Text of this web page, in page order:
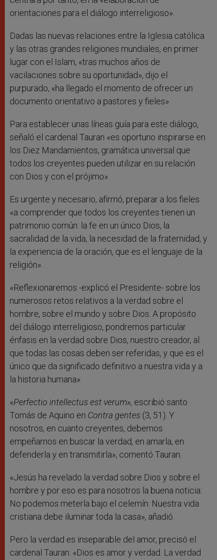
orientaciones para el diálogo interreligioso».
Dadas las nuevas relaciones entre la Iglesia católica
y las otras grandes religiones mundiales, en primer
lugar con el Islam, «tras muchos años de
vacilaciones sobre su oportunidad», dijo el
purpurado, «ha llegado el momento de ofrecer un
documento orientativo a pastores y fieles».
Para establecer unas líneas guía para este diálogo,
señaló el cardenal Tauran «es oportuno inspirarse en
los Diez Mandamientos, gramática universal que
todos los creyentes pueden utilizar en su relación
con Dios y con el prójimo».
Es urgente y necesario, afirmó, preparar a los fieles
«a comprender que todos los creyentes tienen un
patrimonio común: la fe en un único Dios, la
sacralidad de la vida, la necesidad de la fraternidad, y
la experiencia de la oración, que es el lenguaje de la
religión».
«Reflexionaremos -explicó el Presidente- sobre los
numerosos retos relativos a la verdad sobre el
hombre, sobre el mundo y sobre Dios. A propósito
del diálogo interreligioso, pondremos particular
énfasis en la verdad sobre Dios, nuestro creador, al
que todas las cosas deben ser referidas, y que es el
único que da significado definitivo a nuestra vida y a
la historia humana».
«Perfectio intellectus est verum», escribió santo
Tomás de Aquino en Contra gentes (3, 51). Y
nosotros, en cuanto creyentes, debemos
empeñarnos en buscar la verdad, en amarla, en
defenderla y en transmitirla», comentó Tauran.
«Jesús ha revelado la verdad sobre Dios y sobre el
hombre y por eso es para nosotros la buena noticia:
No podemos meterla bajo el celemín. Nuestra vida
cristiana debe iluminar toda la casa», añadió.
Pero la verdad es inseparable del amor, precisó el
cardenal Tauran: «Dios es amor y verdad. La verdad